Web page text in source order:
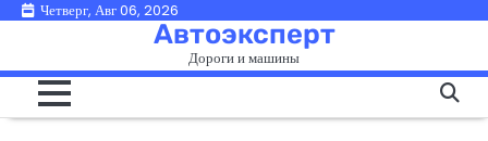
ПерейтиЧетверг, Авг 06, 2026
Автоэксперт
Дороги и машины